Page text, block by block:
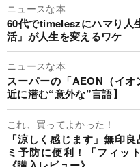
ニュースな本
60代でtimeleszにハマり
活」が人生を変えるワケ
ニュースな本
スーパーの「AEON（イ
近に潜む“意外な”言語】
これ、買ってよかった！
「涼しく感じます」無印
ミ予防に便利！「フィッ